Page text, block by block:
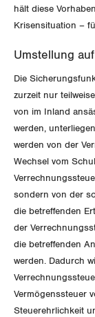
Landesstreik
NEWSLETTER
DER SGB
WIR ÜBER UNS
Vorstand
Queer-
Aargau
Beide Basel
Bern
Freiburg
Medien
Blog
Blog Daniel
Der Europa-
Kontakt
hält diese
Krisensituation –
Umstellung
Die
zurzeit nur
von im Inland
werden,
werden von der
Wechsel vom
sondern von der
die betreffenden
der
die betreffenden
werden. Dadurch
Vermögenssteuer
Steuerehrlichkeit